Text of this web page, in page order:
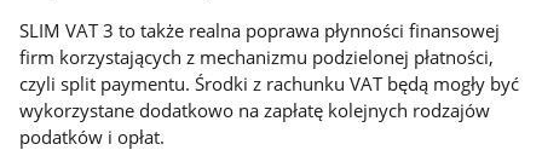
SLIM VAT 3 to także realna poprawa płynności finansowej
firm korzystających z mechanizmu podzielonej płatności,
czyli split paymentu. Środki z rachunku VAT będą mogły być
wykorzystane dodatkowo na zapłatę kolejnych rodzajów
podatków i opłat.